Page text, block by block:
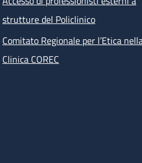
su feci, urine,
HPV
prenotate direttamente dal
strutture del Policlinico
Comitato Regionale per l’Etica
Clinica COREC